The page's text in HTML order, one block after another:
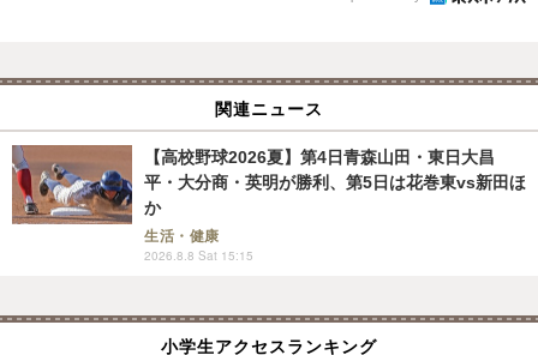
関連ニュース
【高校野球2026夏】第4日青森山田・東日大昌
平・大分商・英明が勝利、第5日は花巻東vs新田ほ
か
生活・健康
2026.8.8 Sat 15:15
小学生アクセスランキング